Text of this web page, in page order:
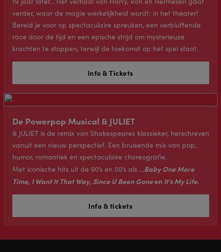
verder, waar de magie werkelijkheid wordt: in het theater!
Bereid je voor op spectaculaire spreuken, een verbluffende
race door de tijd en een epische strijd om mysterieuze
krachten te stoppen, terwijl de toekomst op het spel staat.
Info & Tickets
De Powerpop Musical & JULIET
& JULIET is de remix van Shakespeares klassieker, herschreven
vanuit een nieuw perspectief. Een bruisende mix van pop,
humor, romantiek en spectaculaire choreografie.
Met iconische hits uit de 90’s en 00’s als …Baby One More
Time, I Want It That Way, Since U Been Goneen It’s My Life.
Info & tickets